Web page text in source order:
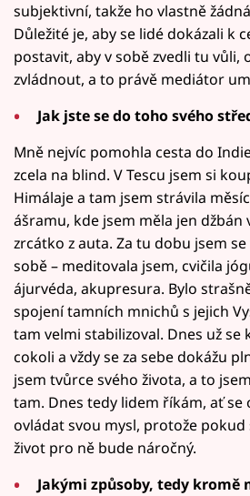
subjektivní, takže ho vlastně
Důležité je, aby se lidé dokázali k
postavit, aby v sobě zvedli tu vůli,
zvládnout, a to právě mediátor
Jak jste se do toho svého
Mně nejvíc pomohla cesta do
zcela na blind. V Tescu jsem si
Himálaje a tam jsem strávila
ášramu, kde jsem měla jen džbán
zrcátko z auta. Za tu dobu jsem
sobě – meditovala jsem, cvičila
ájurvéda, akupresura. Bylo
spojení tamních mnichů s jejich
tam velmi stabilizoval. Dnes už se
cokoli a vždy se za sebe dokážu
jsem tvůrce svého života, a to
tam. Dnes tedy lidem říkám, ať se
ovládat svou mysl, protože
život pro ně bude náročný.
Jakými způsoby, tedy kromě